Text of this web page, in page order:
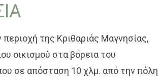
της Κριθαριάς Μαγνησίας,
οικισμού στα βόρεια του
σε απόσταση 10 χλμ. από την πόλη